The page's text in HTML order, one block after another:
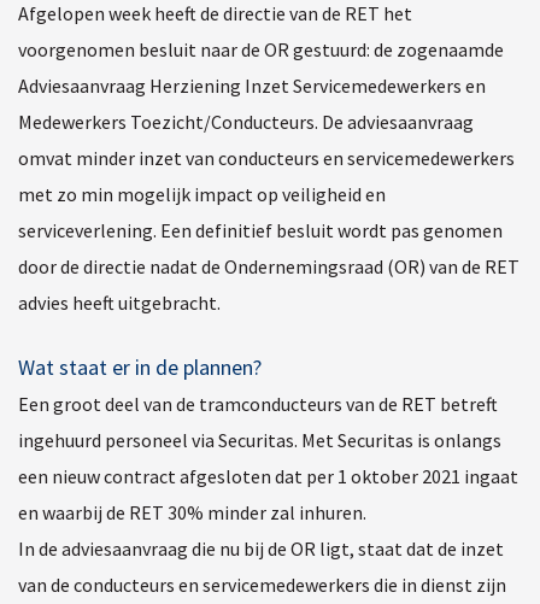
Afgelopen week heeft de directie van de RET het
voorgenomen besluit naar de OR gestuurd: de zogenaamde
Adviesaanvraag Herziening Inzet Servicemedewerkers en
Medewerkers Toezicht/Conducteurs. De adviesaanvraag
omvat minder inzet van conducteurs en servicemedewerkers
met zo min mogelijk impact op veiligheid en
serviceverlening. Een definitief besluit wordt pas genomen
door de directie nadat de Ondernemingsraad (OR) van de RET
advies heeft uitgebracht.
Wat staat er in de plannen?
Een groot deel van de tramconducteurs van de RET betreft
ingehuurd personeel via Securitas. Met Securitas is onlangs
een nieuw contract afgesloten dat per 1 oktober 2021 ingaat
en waarbij de RET 30% minder zal inhuren.
In de adviesaanvraag die nu bij de OR ligt, staat dat de inzet
van de conducteurs en servicemedewerkers die in dienst zijn